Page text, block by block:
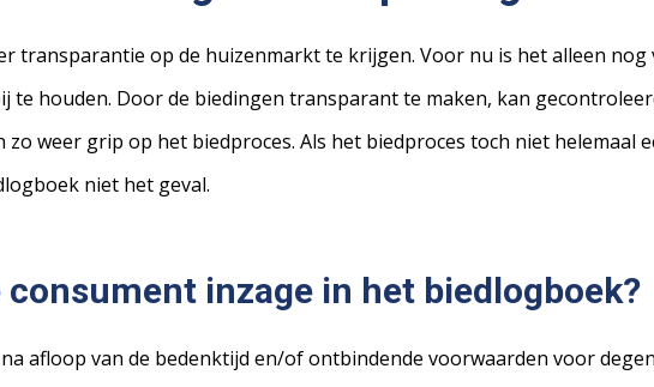
transparantie op de huizenmarkt te krijgen. Voor nu is het alleen nog
te houden. Door de biedingen transparant te maken, kan
zo weer grip op het biedproces. Als het biedproces toch niet
niet het geval.
inzage in het biedlogboek?
afloop van de bedenktijd en/of ontbindende voorwaarden voor